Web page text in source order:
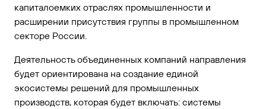
капиталоемких отраслях промышленности и
расширении присутствия группы в промышленном
секторе России.
Деятельность объединенных компаний направления
будет ориентирована на создание единой
экосистемы решений для промышленных
производств, которая будет включать: системы